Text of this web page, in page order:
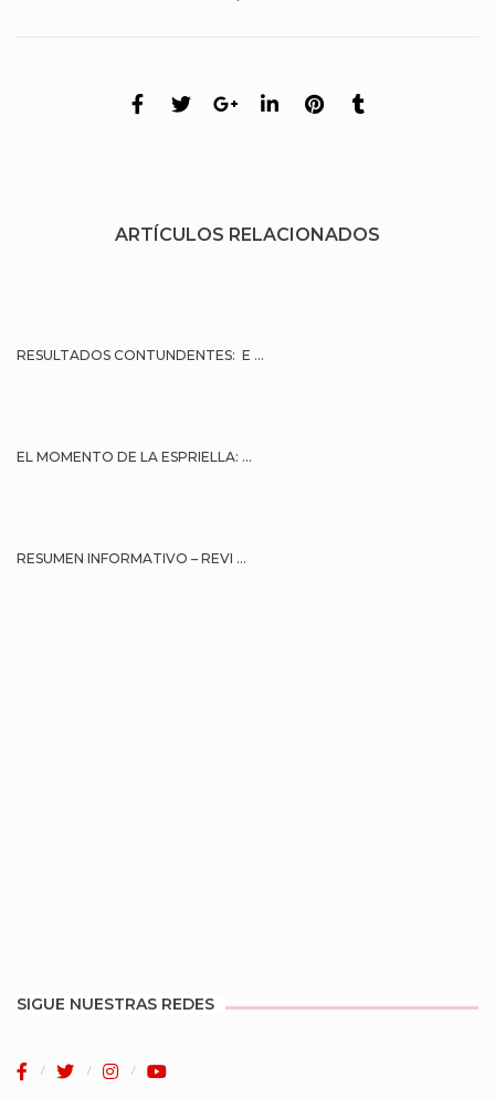
ARTÍCULOS RELACIONADOS
RESULTADOS CONTUNDENTES: E ...
EL MOMENTO DE LA ESPRIELLA: ...
RESUMEN INFORMATIVO – REVI ...
SIGUE NUESTRAS REDES